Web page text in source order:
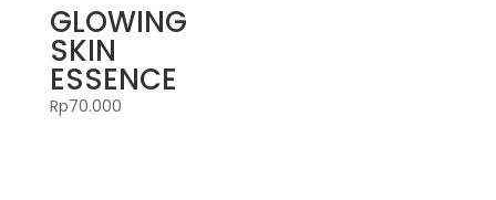
GLOWING
SKIN
ESSENCE
Rp70.000